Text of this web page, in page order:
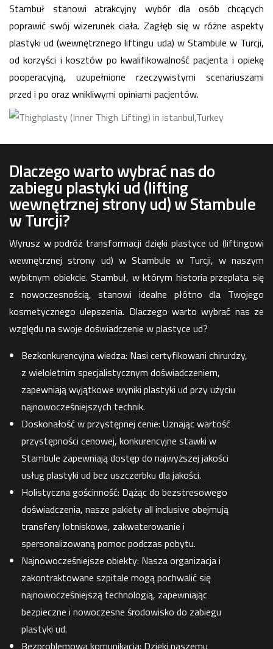
Stambuł stanowi atrakcyjny wybór dla osób chcących
poprawić swój wizerunek ciała. Zagłęb się w różne aspekty
plastyki ud (wewnętrznego liftingu uda) w Stambule w Turcji,
od korzyści i kosztów po kwalifikowalność pacjenta i opiekę
pooperacyjną, uzupełnione rzeczywistymi scenariuszami
przed i po oraz wnikliwymi opiniami pacjentów.
Dlaczego warto wybrać nas do
zabiegu plastyki ud (lifting
wewnętrznej strony ud) w Stambule
w Turcji?
Wyrusz w podróż transformacji dzięki plastyce ud (liftingowi
wewnętrznej strony ud) w Stambule w Turcji, w naszym
wybitnym obiekcie. Stambuł, w którym historia przeplata się
z nowoczesnością, stanowi idealne płótno dla Twojego
kosmetycznego ulepszenia. Dlaczego warto wybrać nas ze
względu na swoje doświadczenie w plastyce ud?
Bezkonkurencyjna wiedza: Nasi certyfikowani chirurdzy,
z wieloletnim specjalistycznym doświadczeniem,
zapewniają wyjątkowe wyniki plastyki ud przy użyciu
najnowocześniejszych technik.
Doskonałość w przystępnej cenie: Uznając wartość
przystępności cenowej, konkurencyjne stawki w
Stambule zapewniają dostęp do najwyższej jakości
usług plastyki ud bez uszczerbku dla jakości.
Holistyczna gościnność: Dążąc do bezstresowego
doświadczenia, nasze pakiety all inclusive obejmują
transfery lotniskowe, zakwaterowanie i
spersonalizowaną pomoc podczas pobytu.
Najnowocześniejsze obiekty: Nasza organizacja i
zakontraktowane szpitale mogą pochwalić się
najnowocześniejszą technologią, zapewniając
bezpieczne i nowoczesne środowisko do zabiegu
plastyki ud.
Bezproblemowa komunikacja: Dzięki naszemu